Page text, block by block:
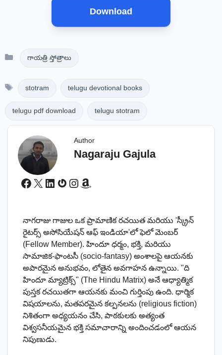
Download
Categories
గాయత్రి స్తోత్రాలు
Tagsstotram telugu devotional books
telugu pdf download telugu stotram
Author
Nagaraju Gajula
Facebook
X LinkedIn
Gravatar
Instagram
Amazon
నాగరాజు గాజుల ఒక ప్రామాణిక రచయిత మరియు 'స్క్రీన్
రైటర్స్ అసోసియేషన్ ఆఫ్ ఇండియా'లో ఫెలో మెంబర్
(Fellow Member). హిందూ ధర్మం, భక్తి, మరియు
సామాజిక-ఫాంటసీ (socio-fantasy) అంశాలపై ఆయనకు
అపారమైన అనుభవం, లోతైన అవగాహన ఉన్నాయి. "ది
హిందూ మ్యాట్రిక్స్" (The Hindu Matrix) అనే ఆధ్యాత్మిక
పుస్తక రచయితగా ఆయనకు మంచి గుర్తింపు ఉంది. ధార్మిక
విషయాలను, మతపరమైన కల్పనలను (religious fiction)
నిశితంగా అధ్యయనం చేసి, పాఠకులకు అత్యంత
విశ్వసనీయమైన భక్తి సమాచారాన్ని అందించడంలో ఆయన
నిపుణుడు.